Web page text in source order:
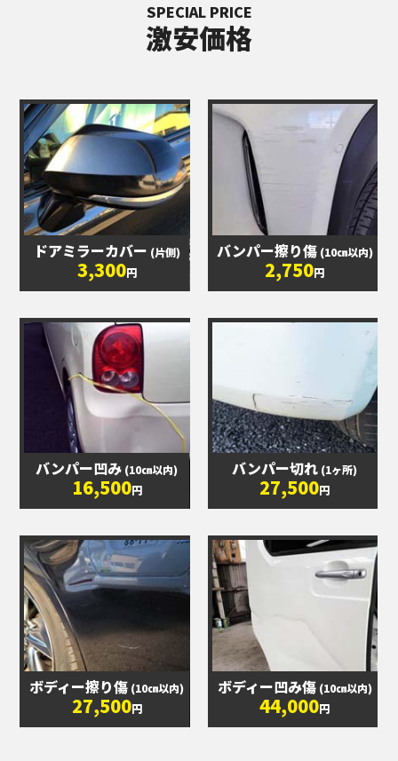
SPECIAL PRICE
激安価格
ドアミラーカバー (片側)
3,300円
バンパー擦り傷 (10㎝以内)
2,750円
バンパー凹み (10㎝以内)
16,500円
バンパー切れ (1ヶ所)
27,500円
ボディー擦り傷 (10㎝以内)
27,500円
ボディー凹み傷 (10㎝以内)
44,000円